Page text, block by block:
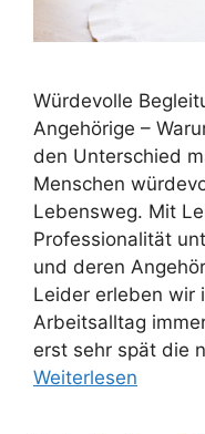
Würdevolle
Angehörige –
den Unterschied
Menschen
Lebensweg. Mit
Professionalität
und deren
Leider erleben wir
Arbeitsalltag
erst sehr spät die
Weiterlesen